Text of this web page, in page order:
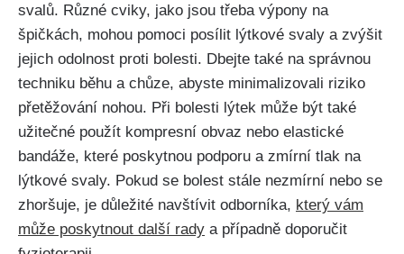
svalů. ‌Různé cviky, jako jsou třeba výpony na
špičkách, mohou pomoci‍ posílit lýtkové svaly a ⁤zvýšit
jejich ⁤odolnost proti bolesti. Dbejte také ‍na správnou
techniku běhu⁣ a chůze,​ abyste minimalizovali riziko
přetěžování nohou. Při bolesti lýtek může ⁤být také
⁤užitečné ⁣použít kompresní obvaz nebo ‍elastické‍
bandáže, ⁣které poskytnou podporu a zmírní tlak na
lýtkové svaly. Pokud se bolest ​stále nezmírní ‍nebo‌ se
zhoršuje, je důležité navštívit⁢ odborníka, který vám
může ⁣poskytnout ⁢další‍ rady a případně doporučit